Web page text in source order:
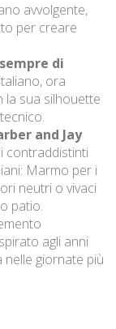
avvolgente,
per creare
di
ora
la sua silhouette
and Jay
contraddistinti
Marmo per i
neutri o vivaci
patio.
agli anni
nelle giornate più